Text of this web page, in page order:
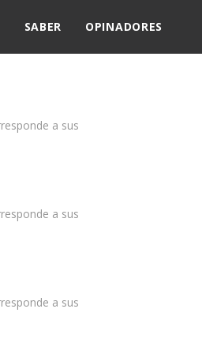
SABER OPINADORES
a sus
a sus
a sus